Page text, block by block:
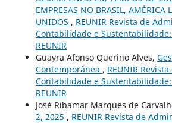
EMPRESAS NO BRASIL, AMÉRICA
UNIDOS , REUNIR Revista de
Contabilidade e
REUNIR
Guayra Afonso Querino Alves,
Contemporânea , REUNIR
Contabilidade e
REUNIR
José Ribamar Marques de
2, 2025 , REUNIR Revista de